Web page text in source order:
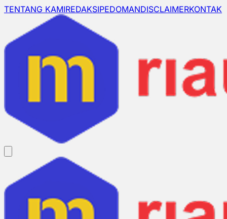
TENTANG KAMIREDAKSIPEDOMANDISCLAIMERKONTAK